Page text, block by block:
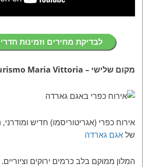
לבדיקת מחירים וזמינות
מקום שלישי – Agriturismo Maria Vittoria
אירוח כפרי (אגריטוריסמו) חדיש
שלאגם גארדה
המלון ממוקם בלב כרמים ירוקים